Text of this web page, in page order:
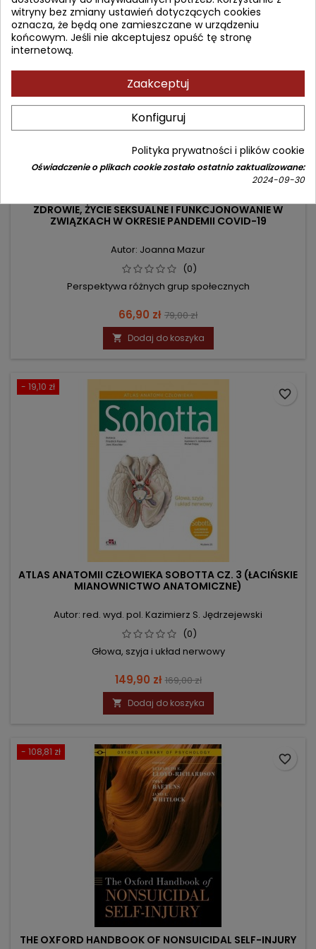
- 12,10 zł
ZDROWIE, ŻYCIE SEKSUALNE I FUNKCJONOWANIE W
ZWIĄZKACH W OKRESIE PANDEMII COVID-19
Autor: Joanna Mazur
(0)
Perspektywa różnych grup społecznych
Cena
66,90 zł Cena
podstawowa
79,00 zł
 Dodaj do koszyka
- 19,10 zł
ATLAS ANATOMII CZŁOWIEKA SOBOTTA CZ. 3 (ŁACIŃSKIE
MIANOWNICTWO ANATOMICZNE)
Autor: red. wyd. pol. Kazimierz S. Jędrzejewski
(0)
Głowa, szyja i układ nerwowy
Cena
149,90 zł Cena
podstawowa
169,00 zł
 Dodaj do koszyka
favorite_border
- 108,81 zł
THE OXFORD HANDBOOK OF NONSUICIDAL SELF-INJURY
favorite_border
witryny bez zmiany ustawień dotyczących cookies
oznacza, że będą one zamieszczane w urządzeniu
końcowym. Jeśli nie akceptujesz opuść tę stronę
internetową.
Zaakceptuj
Konfiguruj
Polityka prywatności i plików cookie
Oświadczenie o plikach cookie zostało ostatnio zaktualizowane:
2024-09-30